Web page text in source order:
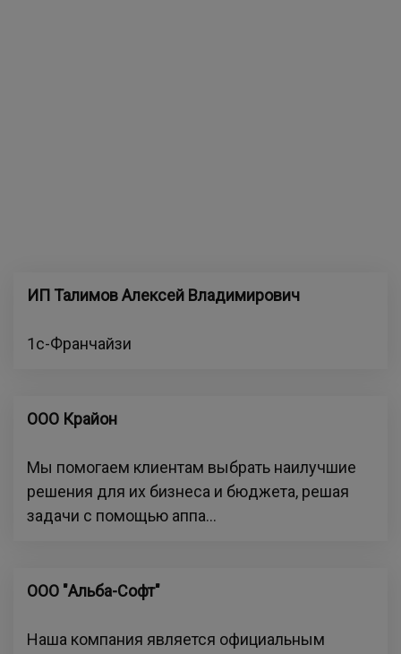
ИП Талимов Алексей Владимирович
1с-Франчайзи
ООО Крайон
Мы помогаем клиентам выбрать наилучшие
решения для их бизнеса и бюджета, решая
задачи с помощью аппа...
ООО "Альба-Софт"
Наша компания является официальным